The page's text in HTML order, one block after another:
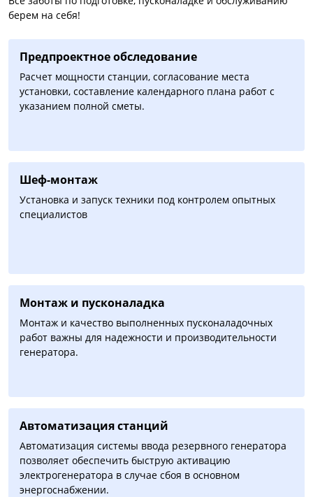
берем на себя!
Предпроектное обследование
Расчет мощности станции, согласование места
установки, составление календарного плана работ с
указанием полной сметы.
Шеф-монтаж
Установка и запуск техники под контролем опытных
специалистов
Монтаж и пусконаладка
Монтаж и качество выполненных пусконаладочных
работ важны для надежности и производительности
генератора.
Автоматизация cтанций
Автоматизация системы ввода резервного генератора
позволяет обеспечить быструю активацию
электрогенератора в случае сбоя в основном
энергоснабжении.